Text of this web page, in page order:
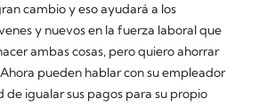
cambio y eso ayudará a los
y nuevos en la fuerza laboral que
ambas cosas, pero quiero ahorrar
pueden hablar con su empleador
de igualar sus pagos para su propio